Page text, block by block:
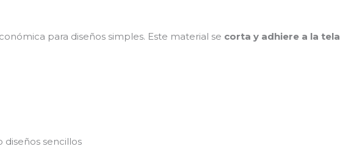
para diseños simples. Este material se corta y adhiere a la tela
diseños sencillos